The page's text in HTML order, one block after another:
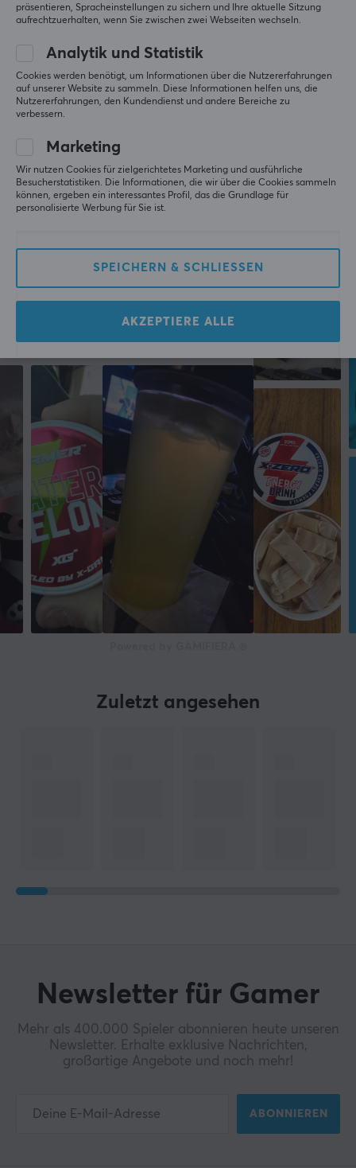
Getränk selbst mischen.
TECHNISCHE DATEN
EIGENSCHAFTEN
Koffein
100 mg pro portion
Portionen
100 stck
GRÖSSE UND GEWICHT
WEITERE INFORMATIONEN
Altersbeschränkung
15 jahre
GEBE EINE BEWERTUNG AB
Community
Zuletzt angesehen
Newsletter für Gamer
Mehr als 400.000 Spieler abonnieren heute unseren
Newsletter. Erhalte exklusive Nachrichten,
großartige Angebote und noch mehr!
ABONNIEREN
präsentieren, Spracheinstellungen zu sichern und Ihre aktuelle Sitzung
aufrechtzuerhalten, wenn Sie zwischen zwei Webseiten wechseln.
Analytik und Statistik
Cookies werden benötigt, um Informationen über die Nutzererfahrungen
auf unserer Website zu sammeln. Diese Informationen helfen uns, die
Nutzererfahrungen, den Kundendienst und andere Bereiche zu
verbessern.
Marketing
Wir nutzen Cookies für zielgerichtetes Marketing und ausführliche
Besucherstatistiken. Die Informationen, die wir über die Cookies sammeln
können, ergeben ein interessantes Profil, das die Grundlage für
personalisierte Werbung für Sie ist.
SPEICHERN & SCHLIESSEN
AKZEPTIERE ALLE